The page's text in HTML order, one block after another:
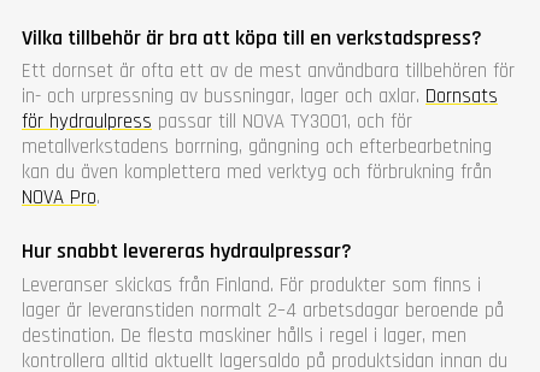
Vilka tillbehör är bra att köpa till en verkstadspress?
Ett dornset är ofta ett av de mest användbara tillbehören för
in- och urpressning av bussningar, lager och axlar. Dornsats
för hydraulpress passar till NOVA TY3001, och för
metallverkstadens borrning, gängning och efterbearbetning
kan du även komplettera med verktyg och förbrukning från
NOVA Pro.
Hur snabbt levereras hydraulpressar?
Leveranser skickas från Finland. För produkter som finns i
lager är leveranstiden normalt 2–4 arbetsdagar beroende på
destination. De flesta maskiner hålls i regel i lager, men
kontrollera alltid aktuellt lagersaldo på produktsidan innan du